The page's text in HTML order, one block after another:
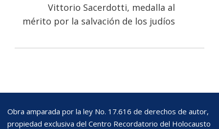
Vittorio Sacerdotti, medalla al
mérito por la salvación de los judíos
Obra amparada por la ley No. 17.616 de derechos de autor,
propiedad exclusiva del Centro Recordatorio del Holocausto